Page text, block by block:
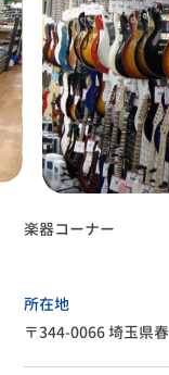
楽器コーナー
所在地
〒344-0066 埼玉県